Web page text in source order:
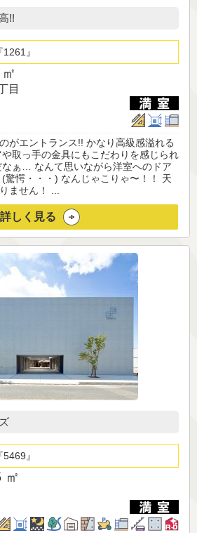
!!
1261
目
がエントランス!! かなり高級感溢れる
取っ手の金具にもこだわりを感じられ
ぁ… なんて思いながら洋室へのドア
驚愕・・・) なんじゃこりゃ〜！！ 天
ません！ ...
詳しく見る
5469
㎡